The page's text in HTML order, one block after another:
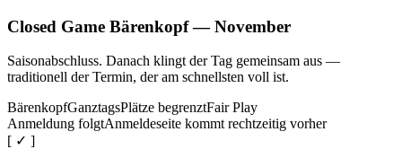
Closed Game Bärenkopf — November
Saisonabschluss. Danach klingt der Tag gemeinsam aus —
traditionell der Termin, der am schnellsten voll ist.
BärenkopfGanztagsPlätze begrenztFair Play
Anmeldung folgtAnmeldeseite kommt rechtzeitig vorher
[ ✓ ]